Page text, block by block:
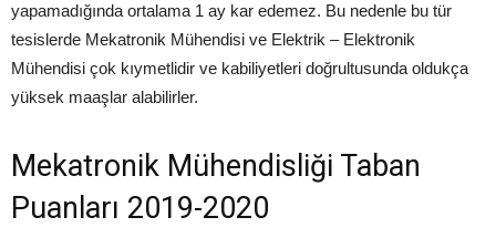
yapamadığında ortalama 1 ay kar edemez. Bu nedenle bu tür
tesislerde Mekatronik Mühendisi ve Elektrik – Elektronik
Mühendisi çok kıymetlidir ve kabiliyetleri doğrultusunda oldukça
yüksek maaşlar alabilirler.
Mekatronik Mühendisliği Taban
Puanları 2019-2020